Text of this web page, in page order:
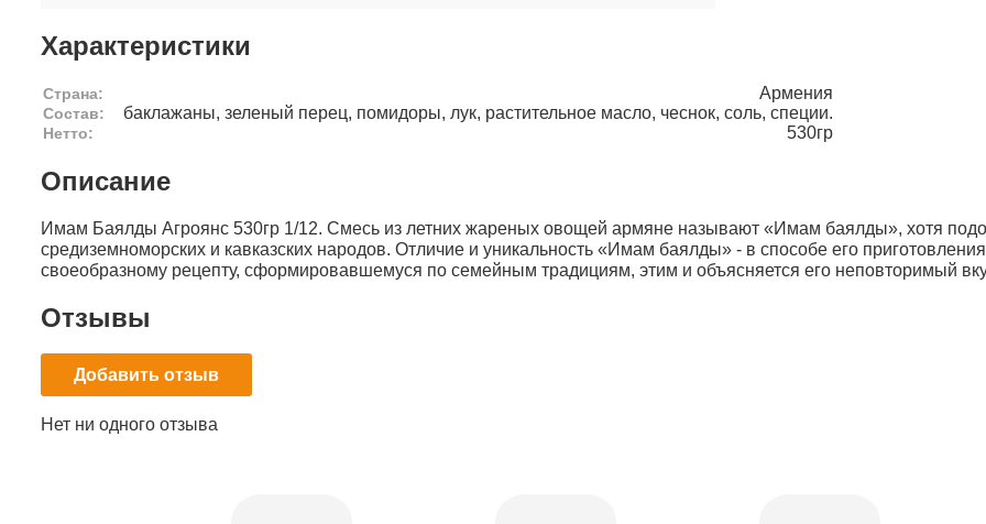
Характеристики
Страна: Армения
Состав: баклажаны, зеленый перец, помидоры, лук, растительное масло, чеснок, соль, специи.
Нетто: 530гр
Описание
Имам Баялды Агроянс 530гр 1/12. Смесь из летних жареных овощей армяне называют «Имам баялды», хотя
средиземноморских и кавказских народов. Отличие и уникальность «Имам баялды» - в способе его
своеобразному рецепту, сформировавшемуся по семейным традициям, этим и объясняется его неповторимый
Отзывы
Добавить отзыв
Нет ни одного отзыва